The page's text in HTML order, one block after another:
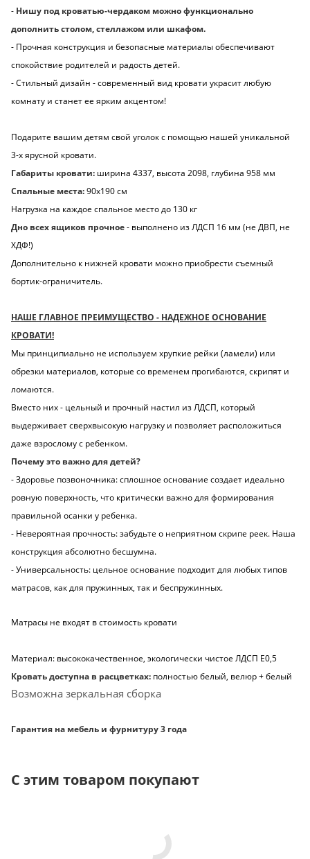
- Нишу под кроватью-чердаком можно функционально
дополнить столом, стеллажом или шкафом.
- Прочная конструкция и безопасные материалы обеспечивают
спокойствие родителей и радость детей.
- Стильный дизайн - современный вид кровати украсит любую
комнату и станет ее ярким акцентом!
Подарите вашим детям свой уголок с помощью нашей уникальной
3-х ярусной кровати.
Габариты кровати: ширина 4337, высота 2098, глубина 958 мм
Спальные места:90х190 см
Нагрузка на каждое спальное место до 130 кг
Дно всех ящиков прочное- выполнено из ЛДСП 16 мм (не ДВП, не
ХДФ!)
Дополнительно к нижней кровати можно приобрести съемный
бортик-ограничитель.
НАШЕ ГЛАВНОЕ ПРЕИМУЩЕСТВО - НАДЕЖНОЕ ОСНОВАНИЕ
КРОВАТИ!
Мы принципиально не используем хрупкие рейки (ламели) или
обрезки материалов, которые со временем прогибаются, скрипят и
ломаются.
Вместо них - цельный и прочный настил из ЛДСП, который
выдерживает сверхвысокую нагрузку и позволяет расположиться
даже взрослому с ребенком.
Почему это важно для детей?
- Здоровье позвоночника: сплошное основание создает идеально
ровную поверхность, что критически важно для формирования
правильной осанки у ребенка.
- Невероятная прочность: забудьте о неприятном скрипе реек. Наша
конструкция абсолютно бесшумна.
- Универсальность: цельное основание подходит для любых типов
матрасов, как для пружинных, так и беспружинных.
Матрасы не входят в стоимость кровати
Материал: высококачественное, экологически чистое ЛДСП Е0,5
Кровать доступна в расцветках: полностью белый, велюр + белый
Возможна зеркальная сборка
Гарантия на мебель и фурнитуру 3 года
С этим товаром покупают